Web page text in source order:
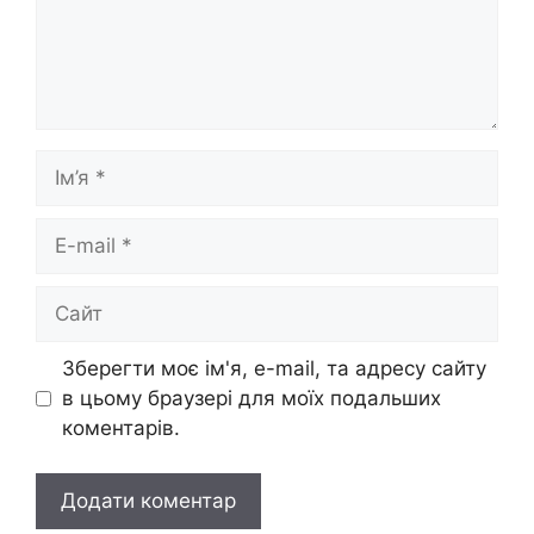
mail
Зберегти моє ім'я, e-mail, та адресу сайту
в цьому браузері для моїх подальших
коментарів.